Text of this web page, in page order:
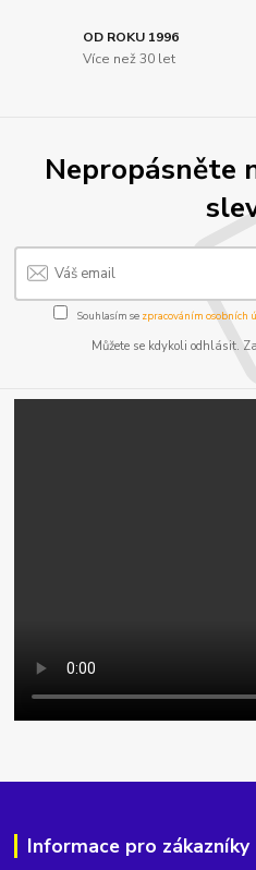
OD ROKU 1996
Více než 30 let
Nepropásněte
Souhlasím se zpracováním osobních
Můžete se kdykoli odhlásit.
Informace pro zákazníky